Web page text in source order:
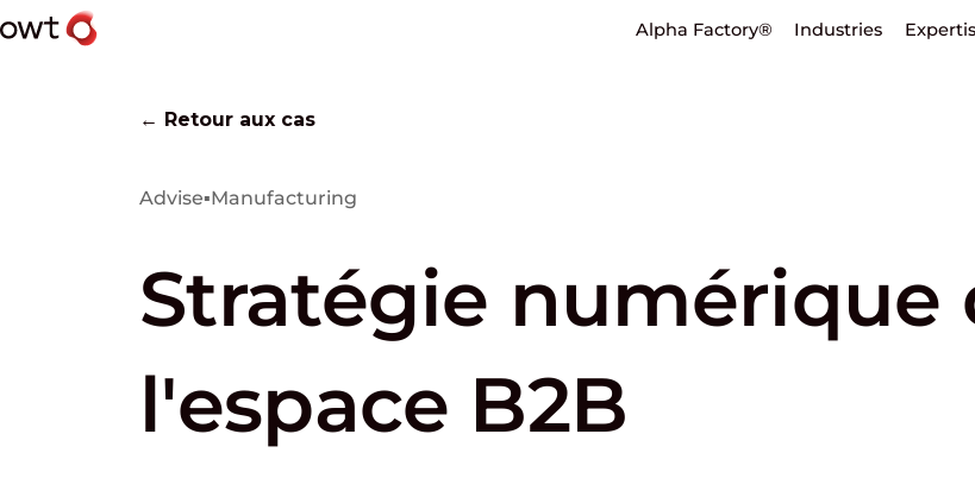
Alpha Factory® Industries
← Retour aux cas
Advise▪Manufacturing
Stratégie numérique
l'espace B2B